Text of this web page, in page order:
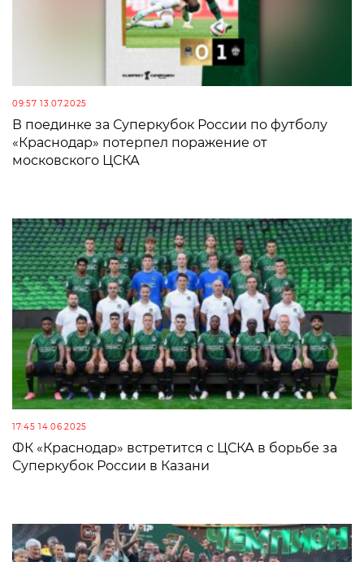
09:57 13.07.2025
В поединке за Суперкубок России по футболу
«Краснодар» потерпел поражение от
московского ЦСКА
17:45 14.06.2025
ФК «Краснодар» встретится с ЦСКА в борьбе за
Суперкубок России в Казани